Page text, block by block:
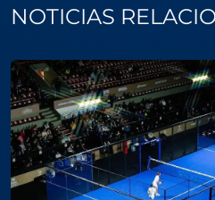
NOTICIAS